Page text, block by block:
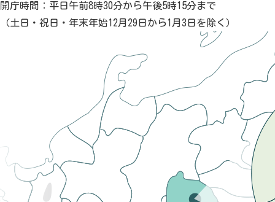
開庁時間：平日午前8時30分から午後5時15分まで
（土日・祝日・年末年始12月29日から1月3日を除く）